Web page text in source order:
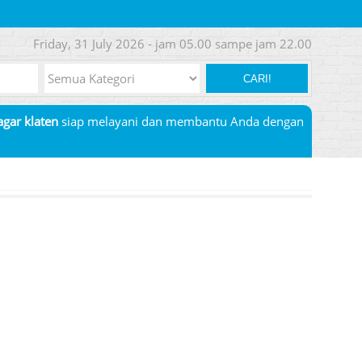
Friday, 31 July 2026 - jam 05.00 sampe jam 22.00
CARI!
klaten siap melayani dan membantu Anda dengan